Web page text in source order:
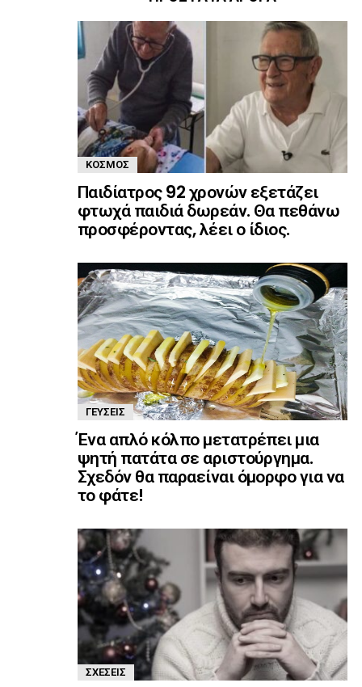
ΚΌΣΜΟΣ
Παιδίατρος 92 χρονών εξετάζει
φτωχά παιδιά δωρεάν. Θα πεθάνω
προσφέροντας, λέει ο ίδιος.
ΓΕΎΣΕΙΣ
Ένα απλό κόλπο μετατρέπει μια
ψητή πατάτα σε αριστούργημα.
Σχεδόν θα παραείναι όμορφο για να
το φάτε!
ΣΧΈΣΕΙΣ